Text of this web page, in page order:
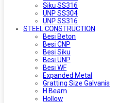
Siku SS316
UNP SS304
UNP SS316
STEEL CONSTRUCTION
Besi Beton
Besi CNP
Besi Siku
Besi UNP
Besi WF
Expanded Metal
Gratting Size Galvanis
H Beam
Hollow